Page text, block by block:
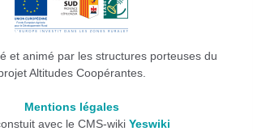
et animé par les structures porteuses du
Altitudes Coopérantes.
Mentions légales
avec le CMS-wiki Yeswiki